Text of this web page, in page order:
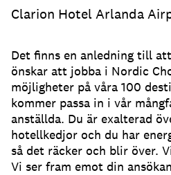
Clarion Hotel Arlanda
Det finns en anledning till
önskar att jobba i Nordic
möjligheter på våra 100
kommer passa in i vår
anställda. Du är exalterad
hotellkedjor och du har
så det räcker och blir över.
Vi ser fram emot din